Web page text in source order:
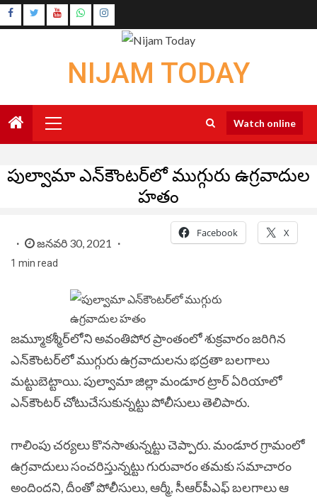
Skip
to
Instagram
NIJAM TODAY
Menu
Watch online
పుల్వామా ఎన్‌కౌంటర్‌లో ముగ్గురు ఉగ్రవాదుల
హతం
జనవరి 30, 2021
1 min read
Facebook X
జమ్మూకశ్మీర్‌లోని అవంతిపోర ప్రాంతంలో శుక్రవారం జరిగిన
ఎన్‌కౌంటర్‌లో ముగ్గురు ఉగ్రవాదులను భద్రతా బలగాలు
మట్టుబెట్టాయి. పుల్వామా జిల్లా మండూర ట్రార్ ఏరియాలో
ఎన్‌కౌంటర్ చోటుచేసుకున్నట్టు పోలీసులు తెలిపారు.
గాలింపు చర్యలు కొనసాతున్నట్టు చెప్పారు. మండూర గ్రామంలో
ఉగ్రవాదులు సంచరిస్తున్నట్టు గురువారం తమకు సమాచారం
అందిందని, దీంతో పోలీసులు, ఆర్మీ, సీఆర్‌పీఎఫ్ బలగాలు ఆ